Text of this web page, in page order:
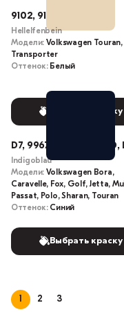
9102, 9110, R115
Hellelfenbein
Модели: Volkswagen Touran,
Transporter
Оттенок: Белый
Выбрать краску
D7, 9967, 7D, B5N, 7D7D,
Indigoblau
Модели: Volkswagen Bora,
Caravelle, Fox, Golf, Jetta,
Passat, Polo, Sharan, Touran
Оттенок: Синий
Выбрать краску
1 2 3